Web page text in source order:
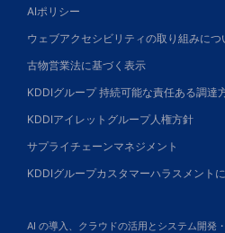
AIポリシー
ウェブアクセシビリティの取り組みにつ
古物営業法に基づく表示
KDDIグループ 持続可能な責任ある調達
KDDIアイレットグループ人権方針
サプライチェーンマネジメント
KDDIグループカスタマーハラスメント
AI の導入、クラウドの活用とシステム開発